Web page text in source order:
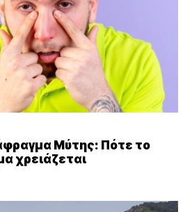
Μύτης: Πότε το
χρειάζεται